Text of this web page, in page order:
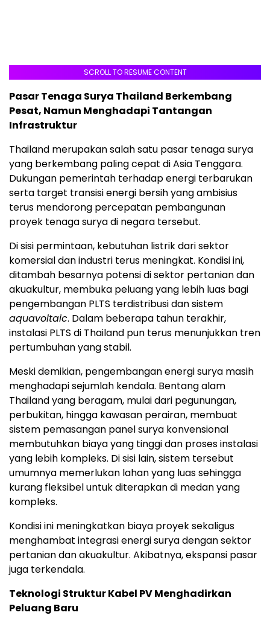
SCROLL TO RESUME CONTENT
Pasar Tenaga Surya Thailand Berkembang
Pesat, Namun Menghadapi Tantangan
Infrastruktur
Thailand merupakan salah satu pasar tenaga surya
yang berkembang paling cepat di Asia Tenggara.
Dukungan pemerintah terhadap energi terbarukan
serta target transisi energi bersih yang ambisius
terus mendorong percepatan pembangunan
proyek tenaga surya di negara tersebut.
Di sisi permintaan, kebutuhan listrik dari sektor
komersial dan industri terus meningkat. Kondisi ini,
ditambah besarnya potensi di sektor pertanian dan
akuakultur, membuka peluang yang lebih luas bagi
pengembangan PLTS terdistribusi dan sistem
aquavoltaic. Dalam beberapa tahun terakhir,
instalasi PLTS di Thailand pun terus menunjukkan tren
pertumbuhan yang stabil.
Meski demikian, pengembangan energi surya masih
menghadapi sejumlah kendala. Bentang alam
Thailand yang beragam, mulai dari pegunungan,
perbukitan, hingga kawasan perairan, membuat
sistem pemasangan panel surya konvensional
membutuhkan biaya yang tinggi dan proses instalasi
yang lebih kompleks. Di sisi lain, sistem tersebut
umumnya memerlukan lahan yang luas sehingga
kurang fleksibel untuk diterapkan di medan yang
kompleks.
Kondisi ini meningkatkan biaya proyek sekaligus
menghambat integrasi energi surya dengan sektor
pertanian dan akuakultur. Akibatnya, ekspansi pasar
juga terkendala.
Teknologi Struktur Kabel PV Menghadirkan
Peluang Baru